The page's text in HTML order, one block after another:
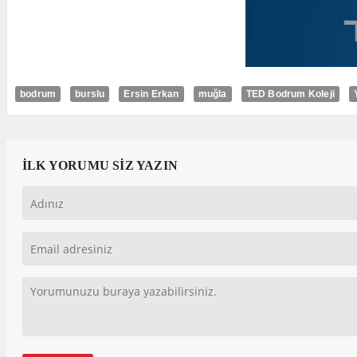
bodrum burslu Ersin Erkan muğla TED Bodrum Koleji
İLK YORUMU SİZ YAZIN